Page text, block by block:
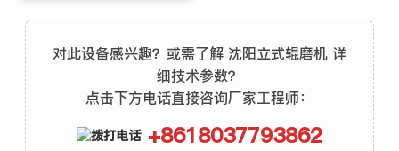
对此设备感兴趣？或需了解 沈阳立式辊磨机 详
细技术参数？
点击下方电话直接咨询厂家工程师：
+8618037793862